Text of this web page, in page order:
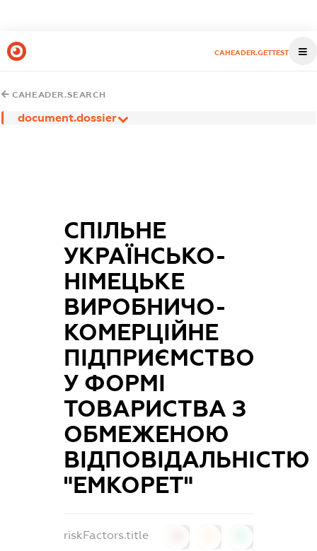
CAHEADER.GETTEST
CAHEADER.SEARCH
document.dossier
СПІЛЬНЕ
УКРАЇНСЬКО-
НІМЕЦЬКЕ
ВИРОБНИЧО-
КОМЕРЦІЙНЕ
ПІДПРИЄМСТВО
У ФОРМІ
ТОВАРИСТВА З
ОБМЕЖЕНОЮ
ВІДПОВІДАЛЬНІСТЮ
"ЕМКОРЕТ"
riskFactors.title